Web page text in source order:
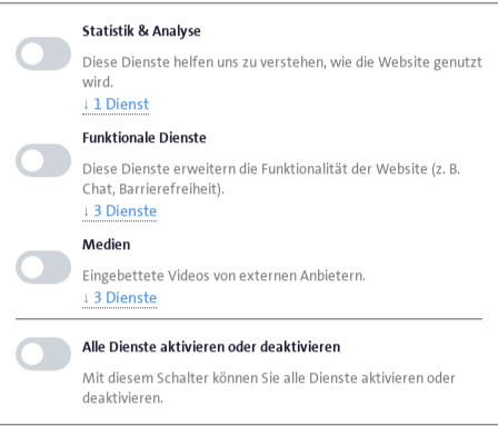
Gebührenordnung und ist in einer übersichtlichen
Anlage dargestellt.
Die Gebühren sind nach Fachbereichen gegliedert,
sodass Sie schnell die für Ihr Anliegen relevante
Information finden können. Beispiele für
Fachbereiche sind die Handwerksrolle, die
Erstausbildung oder das Prüfungswesen.
Sollten Sie Fragen zu einzelnen Gebühren haben,
wenden Sie sich bitte direkt an den zuständigen
Fachbereich.
Die Kontaktdaten finden
Statistik & Analyse
Diese Dienste helfen uns zu verstehen, wie die Website genutzt
wird.
↓ 1 Dienst
Funktionale Dienste
Diese Dienste erweitern die Funktionalität der Website (z. B.
Chat, Barrierefreiheit).
↓ 3 Dienste
Medien
Eingebettete Videos von externen Anbietern.
↓ 3 Dienste
Alle Dienste aktivieren oder deaktivieren
Mit diesem Schalter können Sie alle Dienste aktivieren oder
deaktivieren.